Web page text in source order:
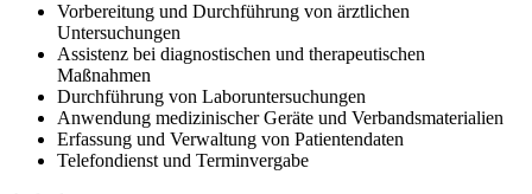
Vorbereitung und Durchführung von ärztlichen
Untersuchungen
Assistenz bei diagnostischen und therapeutischen
Maßnahmen
Durchführung von Laboruntersuchungen
Anwendung medizinischer Geräte und Verbandsmaterialien
Erfassung und Verwaltung von Patientendaten
Telefondienst und Terminvergabe